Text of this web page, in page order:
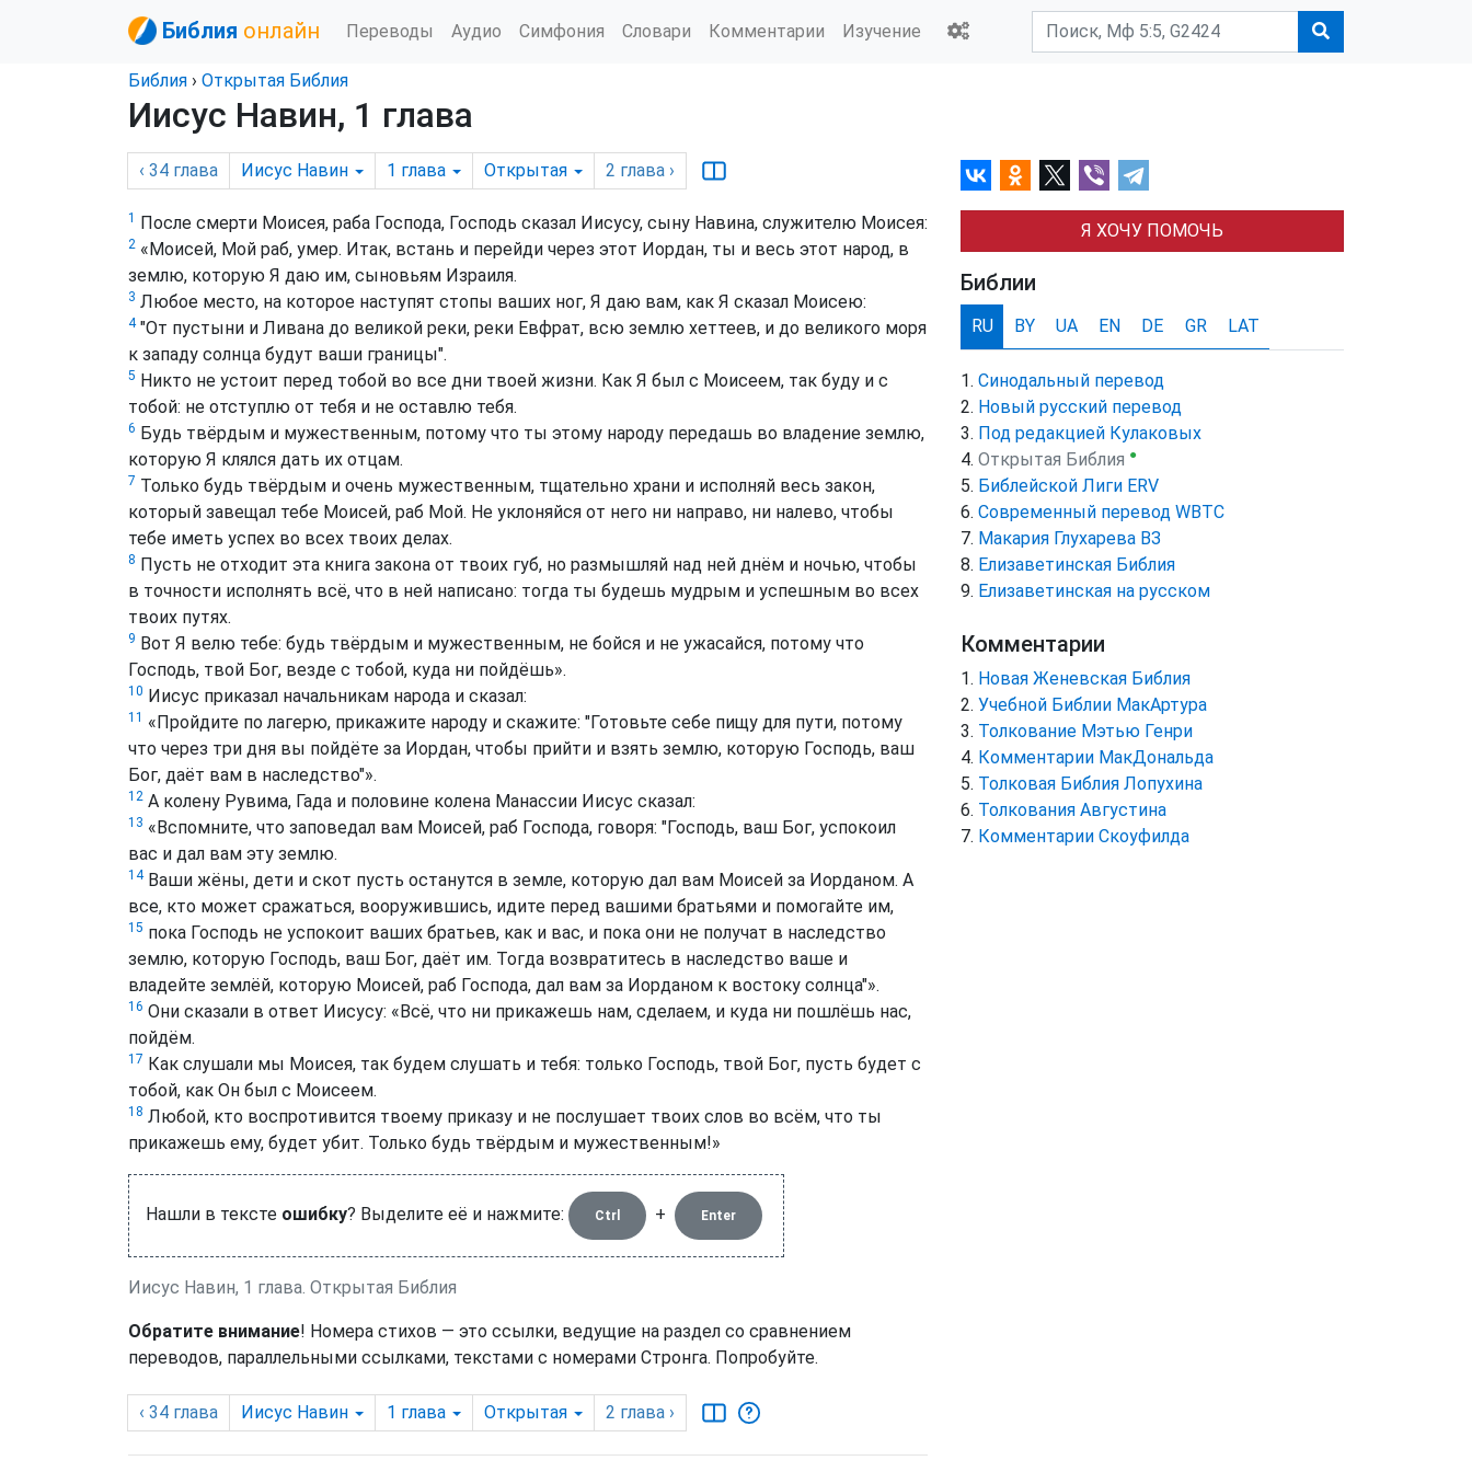
Библия онлайн Переводы Аудио Симфония Словари Комментарии Изучение
Библия › Открытая Библия
Иисус Навин, 1 глава
‹ 34 глава Иисус Навин 1 глава Открытая 2 глава ›
1 После смерти Моисея, раба Господа, Господь сказал Иисусу, сыну Навина, служителю Моисея:
2 «Моисей, Мой раб, умер. Итак, встань и перейди через этот Иордан, ты и весь этот народ, в
землю, которую Я даю им, сыновьям Израиля.
3 Любое место, на которое наступят стопы ваших ног, Я даю вам, как Я сказал Моисею:
4"От пустыни и Ливана до великой реки, реки Евфрат, всю землю хеттеев, и до великого моря
к западу солнца будут ваши границы".
5 Никто не устоит перед тобой во все дни твоей жизни. Как Я был с Моисеем, так буду и с
тобой: не отступлю от тебя и не оставлю тебя.
6 Будь твёрдым и мужественным, потому что ты этому народу передашь во владение землю,
которую Я клялся дать их отцам.
7 Только будь твёрдым и очень мужественным, тщательно храни и исполняй весь закон,
который завещал тебе Моисей, раб Мой. Не уклоняйся от него ни направо, ни налево, чтобы
тебе иметь успех во всех твоих делах.
8 Пусть не отходит эта книга закона от твоих губ, но размышляй над ней днём и ночью, чтобы
в точности исполнять всё, что в ней написано: тогда ты будешь мудрым и успешным во всех
твоих путях.
9 Вот Я велю тебе: будь твёрдым и мужественным, не бойся и не ужасайся, потому что
Господь, твой Бог, везде с тобой, куда ни пойдёшь».
10 Иисус приказал начальникам народа и сказал:
11 «Пройдите по лагерю, прикажите народу и скажите: "Готовьте себе пищу для пути, потому
что через три дня вы пойдёте за Иордан, чтобы прийти и взять землю, которую Господь, ваш
Бог, даёт вам в наследство"».
12 А колену Рувима, Гада и половине колена Манассии Иисус сказал:
13 «Вспомните, что заповедал вам Моисей, раб Господа, говоря: "Господь, ваш Бог, успокоил
вас и дал вам эту землю.
14Ваши жёны, дети и скот пусть останутся в земле, которую дал вам Моисей за Иорданом. А
все, кто может сражаться, вооружившись, идите перед вашими братьями и помогайте им,
15 пока Господь не успокоит ваших братьев, как и вас, и пока они не получат в наследство
землю, которую Господь, ваш Бог, даёт им. Тогда возвратитесь в наследство ваше и
владейте землёй, которую Моисей, раб Господа, дал вам за Иорданом к востоку солнца"».
16 Они сказали в ответ Иисусу: «Всё, что ни прикажешь нам, сделаем, и куда ни пошлёшь нас,
пойдём.
17 Как слушали мы Моисея, так будем слушать и тебя: только Господь, твой Бог, пусть будет с
тобой, как Он был с Моисеем.
18 Любой, кто воспротивится твоему приказу и не послушает твоих слов во всём, что ты
прикажешь ему, будет убит. Только будь твёрдым и мужественным!»
Нашли в тексте ошибку? Выделите её и нажмите: Ctrl + Enter
Иисус Навин, 1 глава. Открытая Библия
Обратите внимание! Номера стихов — это ссылки, ведущие на раздел со сравнением
переводов, параллельными ссылками, текстами с номерами Стронга. Попробуйте.
‹ 34 глава Иисус Навин 1 глава Открытая 2 глава ›
Я ХОЧУ ПОМОЧЬ
Библии
RU BY UA EN DE GR LAT
Синодальный перевод
Новый русский перевод
Под редакцией Кулаковых
Открытая Библия ●
Библейской Лиги ERV
Cовременный перевод WBTC
Макария Глухарева ВЗ
Елизаветинская Библия
Елизаветинская на русском
Комментарии
Новая Женевская Библия
Учебной Библии МакАртура
Толкование Мэтью Генри
Комментарии МакДональда
Толковая Библия Лопухина
Толкования Августина
Комментарии Скоуфилда